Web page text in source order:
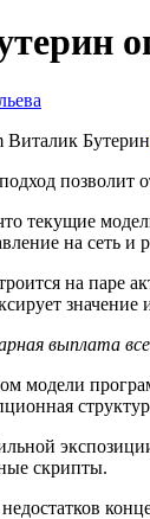
Виталик Бутерин
позволит
текущие
на сеть
на паре
значение
выплата
модели
скрипты.